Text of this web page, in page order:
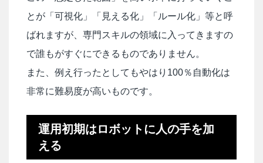
とが「可視化」「見える化」「ルール化」等と呼
ばれますが、専門スキルの領域に入ってきますの
で誰もがすぐにできるものでありません。
また、例え行ったとしてもやはり100％自動化は
非常に難易度が高いものです。
運用初期はロボットに人の手を加
える